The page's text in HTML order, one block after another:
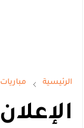
الرئيسية